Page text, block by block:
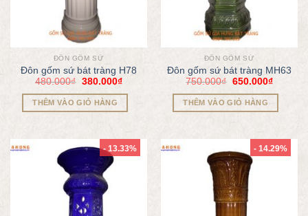
ĐÔN GỐM SỨ
Đôn gốm sứ bát tràng H78
480.000₫ 380.000₫
THÊM VÀO GIỎ HÀNG
ĐÔN GỐM SỨ
Đôn gốm sứ bát tràng MH63
750.000₫ 650.000₫
THÊM VÀO GIỎ HÀNG
- 13.33% - 14.29%